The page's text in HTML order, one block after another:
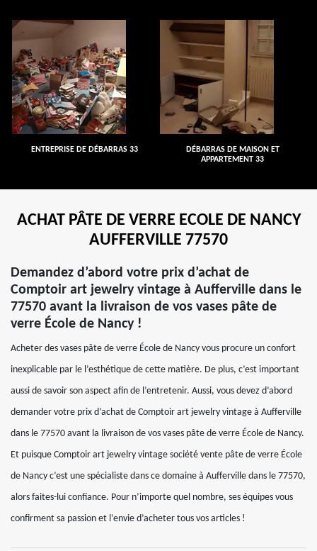
ENTREPRISE DE DÉBARRAS 33
DÉBARRAS DE MAISON ET
APPARTEMENT 33
ACHAT PÂTE DE VERRE ECOLE DE NANCY
AUFFERVILLE 77570
Demandez d’abord votre prix d’achat de
Comptoir art jewelry vintage à Aufferville dans le
77570 avant la livraison de vos vases pâte de
verre École de Nancy !
Acheter des vases pâte de verre École de Nancy vous procure un confort
inexplicable par le l’esthétique de cette matière. De plus, c’est important
aussi de savoir son aspect afin de l’entretenir. Aussi, vous devez d’abord
demander votre prix d’achat de Comptoir art jewelry vintage à Aufferville
dans le 77570 avant la livraison de vos vases pâte de verre École de Nancy.
Et puisque Comptoir art jewelry vintage société vente pâte de verre École
de Nancy c’est une spécialiste dans ce domaine à Aufferville dans le 77570,
alors faites-lui confiance. Pour n’importe quel nombre, ses équipes vous
confirment sa passion et l’envie d’acheter tous vos articles !